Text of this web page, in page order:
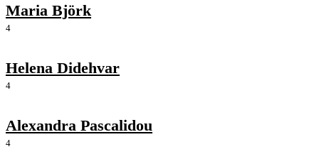
Maria Björk
4
Helena Didehvar
4
Alexandra Pascalidou
4